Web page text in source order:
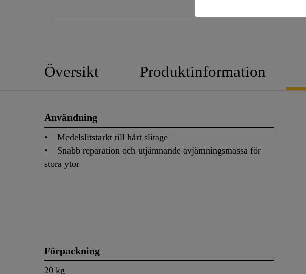
Översikt Produktinformation
Användning
• Medelslitstarkt till hårt slitage
• Snabb reparation och utjämnande avjämningsmassa för
stora ytor
Förpackning
20 kg